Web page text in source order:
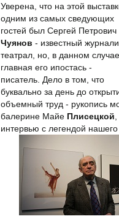
Уверена, что на этой
одним из самых сведующих
гостей был Сергей Петрович
Чуянов - известный
театрал, но, в данном
главная его ипостась -
писатель. Дело в том, что
буквально за день до
объемный труд - рукопись
балерине Майе Плисецкой
интервью с легендой